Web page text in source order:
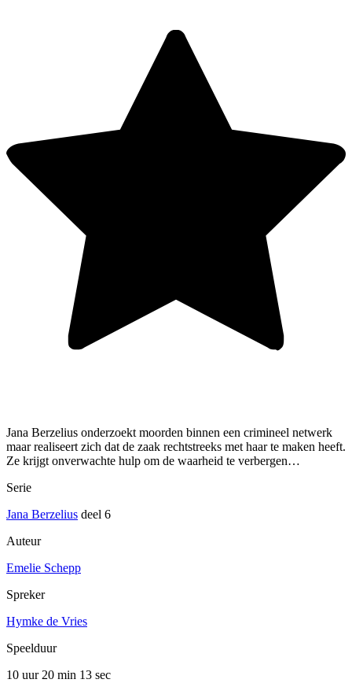
Jana Berzelius onderzoekt moorden binnen een crimineel netwerk
maar realiseert zich dat de zaak rechtstreeks met haar te maken heeft.
Ze krijgt onverwachte hulp om de waarheid te verbergen…
Serie
Jana Berzelius deel 6
Auteur
Emelie Schepp
Spreker
Hymke de Vries
Speelduur
10 uur 20 min 13 sec